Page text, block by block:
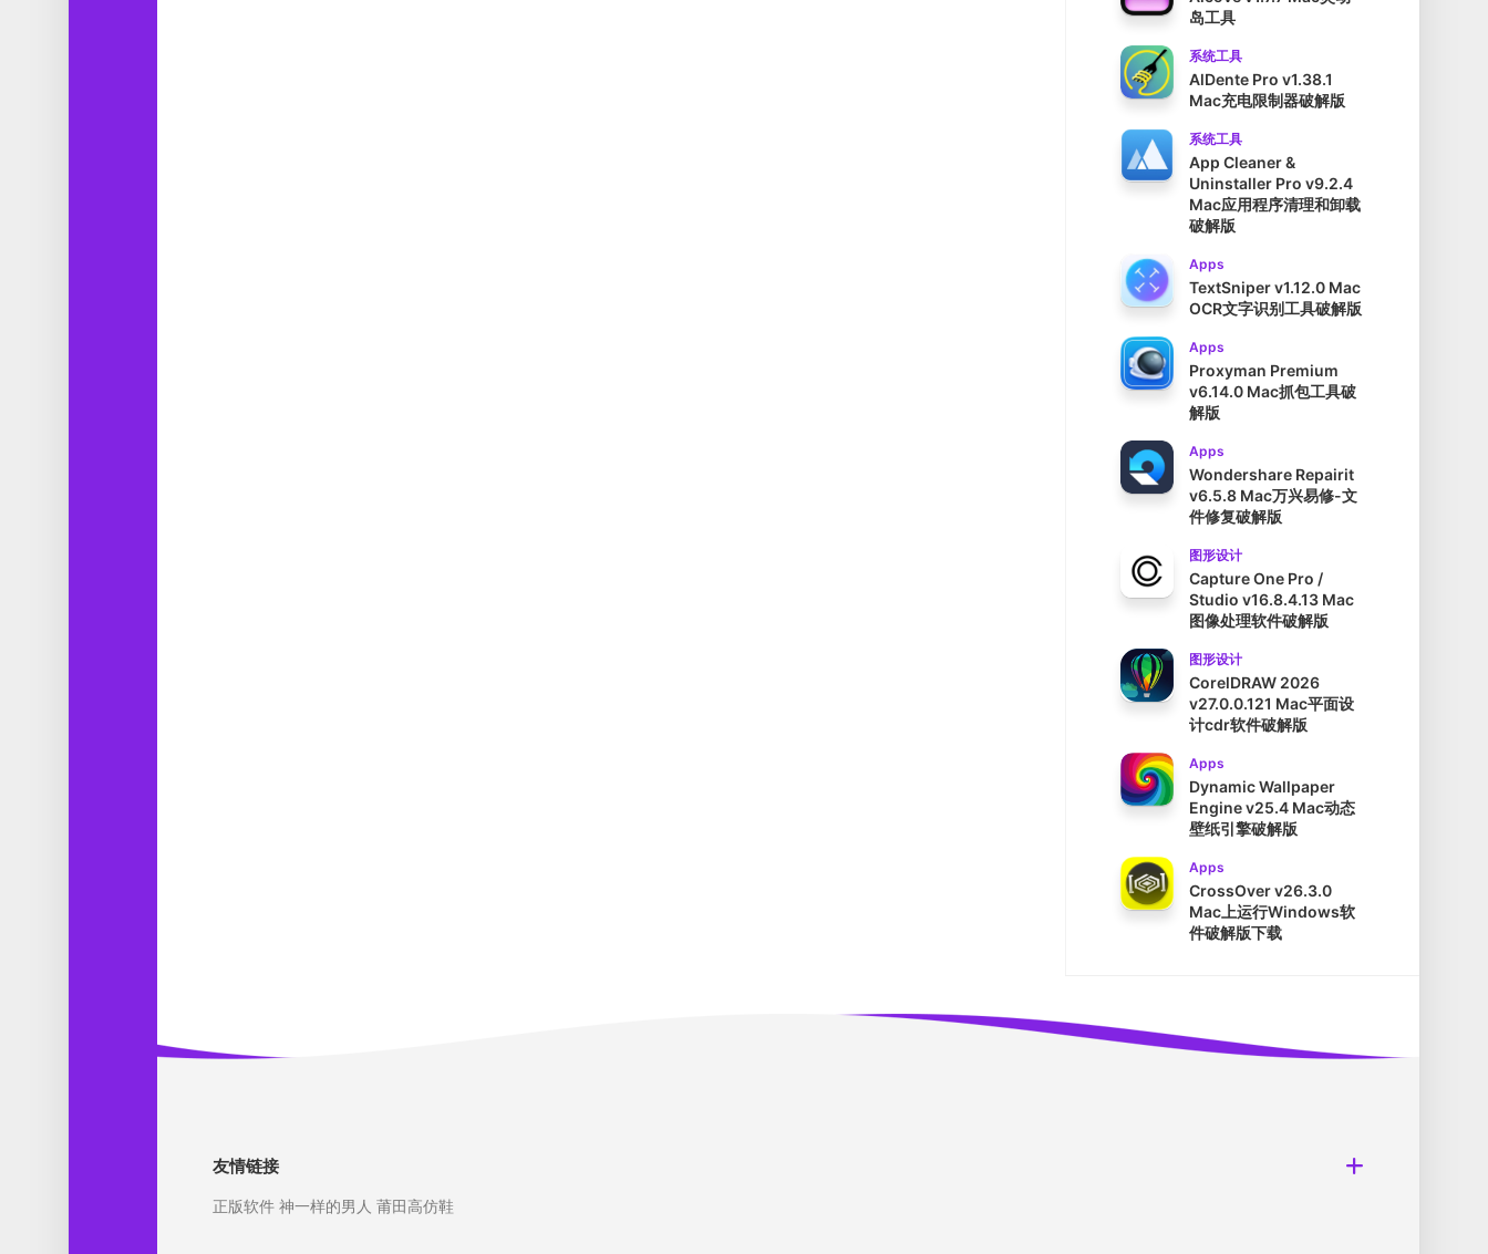
岛工具
系统工具
AlDente Pro v1.38.1
Mac充电限制器破解版
系统工具
App Cleaner &
Uninstaller Pro v9.2.4
Mac应用程序清理和卸载
破解版
Apps
TextSniper v1.12.0 Mac
OCR文字识别工具破解版
Apps
Proxyman Premium
v6.14.0 Mac抓包工具破
解版
Apps
Wondershare Repairit
v6.5.8 Mac万兴易修-文
件修复破解版
图形设计
Capture One Pro /
Studio v16.8.4.13 Mac
图像处理软件破解版
图形设计
CorelDRAW 2026
v27.0.0.121 Mac平面设
计cdr软件破解版
Apps
Dynamic Wallpaper
Engine v25.4 Mac动态
壁纸引擎破解版
Apps
CrossOver v26.3.0
Mac上运行Windows软
件破解版下载
友情链接
正版软件 神一样的男人 莆田高仿鞋